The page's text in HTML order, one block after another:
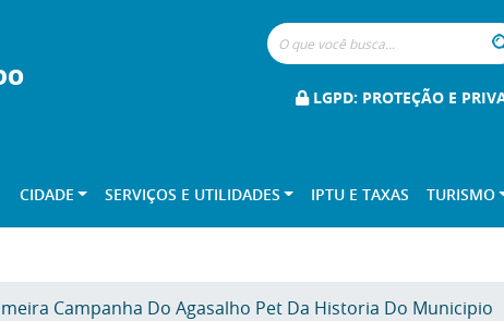
LGPD: PROTEÇÃO E
CIDADE SERVIÇOS E UTILIDADES IPTU E TAXAS TURISMO
Campanha Do Agasalho Pet Da Historia Do Municipio